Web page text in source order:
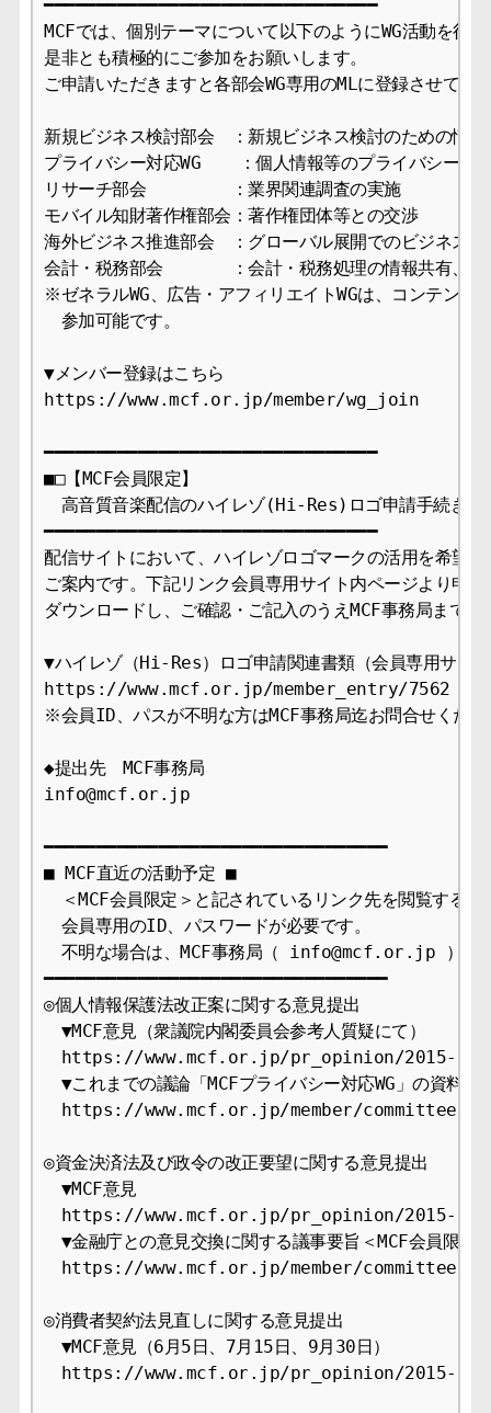
━━━━━━━━━━━━━━━━━━━━━━━━━━━━━━━━
MCFでは、個別テーマについて以下のようにWG活動を行
是非とも積極的にご参加をお願いします。
ご申請いただきますと各部会WG専用のMLに登録させてい
新規ビジネス検討部会　：新規ビジネス検討のための情報
プライバシー対応WG  　：個人情報等のプライバシー対
リサーチ部会　　　　　：業界関連調査の実施
モバイル知財著作権部会：著作権団体等との交渉
海外ビジネス推進部会　：グローバル展開でのビジネス支
会計・税務部会　　　　：会計・税務処理の情報共有、課
※ゼネラルWG、広告・アフィリエイトWGは、コンテンツ
参加可能です。
▼メンバー登録はこちら
https://www.mcf.or.jp/member/wg_join
━━━━━━━━━━━━━━━━━━━━━━━━━━━━━━━━
■□【MCF会員限定】
高音質音楽配信のハイレゾ(Hi-Res)ロゴ申請手続き
━━━━━━━━━━━━━━━━━━━━━━━━━━━━━━━━
配信サイトにおいて、ハイレゾロゴマークの活用を希望
ご案内です。下記リンク会員専用サイト内ページより申
ダウンロードし、ご確認・ご記入のうえMCF事務局までご
▼ハイレゾ（Hi-Res）ロゴ申請関連書類（会員専用サイ
https://www.mcf.or.jp/member_entry/7562
※会員ID、パスが不明な方はMCF事務局迄お問合せくださ
◆提出先　MCF事務局
info@mcf.or.jp
━━━━━━━━━━━━━━━━━━━━━━━━━━━━━━━━━
■ MCF直近の活動予定 ■
＜MCF会員限定＞と記されているリンク先を閲覧するに
会員専用のID、パスワードが必要です。
不明な場合は、MCF事務局（ info@mcf.or.jp ）まで
━━━━━━━━━━━━━━━━━━━━━━━━━━━━━━━━━
◎個人情報保護法改正案に関する意見提出
▼MCF意見（衆議院内閣委員会参考人質疑にて）
https://www.mcf.or.jp/pr_opinion/2015-9
▼これまでの議論「MCFプライバシー対応WG」の資料＜
https://www.mcf.or.jp/member/committee/
◎資金決済法及び政令の改正要望に関する意見提出
▼MCF意見
https://www.mcf.or.jp/pr_opinion/2015-9
▼金融庁との意見交換に関する議事要旨＜MCF会員限定
https://www.mcf.or.jp/member/committee/
◎消費者契約法見直しに関する意見提出
▼MCF意見（6月5日、7月15日、9月30日）
https://www.mcf.or.jp/pr_opinion/2015-9